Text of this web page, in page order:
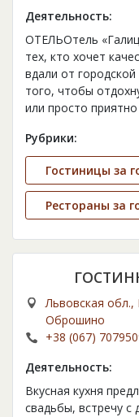
Деятельность:
ОТЕЛЬОтель
тех, кто хочет
вдали от
того, чтобы
или просто
Рубрики:
Гостиницы за
Рестораны за
Львовская обл.,
Оброшино
+38 (067)
Деятельность:
Вкусная кухня
свадьбы, встречу с